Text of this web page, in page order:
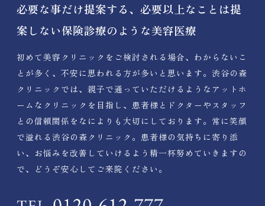
必要な事だけ提案する、必要以上なことは提
案しない保険診療のような美容医療
初めて美容クリニックをご検討される場合、わからないこ
とが多く、不安に思われる方が多いと思います。渋谷の森
クリニックでは、親子で通っていただけるようなアットホ
ームなクリニックを目指し、患者様とドクターやスタッフ
との信頼関係をなによりも大切にしております。常に笑顔
で溢れる渋谷の森クリニック。患者様の気持ちに寄り添
い、お悩みを改善していけるよう精一杯努めていきますの
で、どうぞ安心してご来院ください。